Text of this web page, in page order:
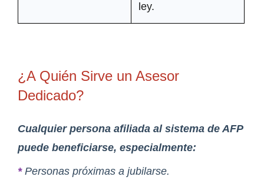
ley.
¿A Quién Sirve un Asesor
Dedicado?
Cualquier persona afiliada al sistema de AFP
puede beneficiarse, especialmente:
*Personas próximas a jubilarse.